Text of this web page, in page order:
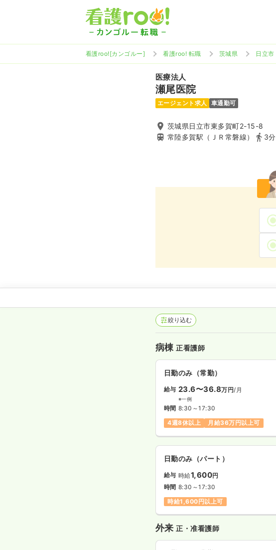
看護roo![カンゴルー] 看護roo! 転職 茨城県 日立市
医療法人
瀬尾医院
エージェント求人 車通勤可
茨城県日立市東多賀町2-15-8
常陸多賀駅（ＪＲ常磐線）
3分
絞り込む
病棟正看護師
日勤のみ（常勤）
給与 23.6〜36.8万円/月
※一例
時間 8:30～17:30
4週8休以上
月給36万円以上可
日勤のみ（パート）
給与 時給1,600円
時間 8:30～17:30
時給1,600円以上可
外来正・准看護師